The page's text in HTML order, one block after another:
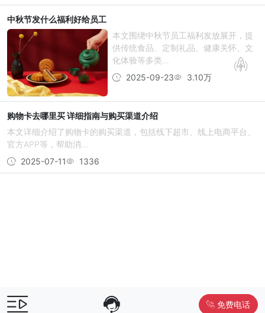
中秋节发什么福利好给员工
本文围绕中秋节员工福利发放展开，提
供传统食品、定制礼品、健康关怀、文
化体验等多类...
2025-09-23
3.10万
购物卡去哪里买 详细指南与购买渠道介绍
本文详细介绍了购物卡的购买渠道，包括线下超市、线上电商平台、
官方APP等，帮助消...
2025-07-11
1336
免费电话